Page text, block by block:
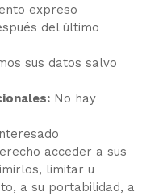
expreso
del último
sus datos salvo
No hay
acceder a sus
limitar u
a su portabilidad, a